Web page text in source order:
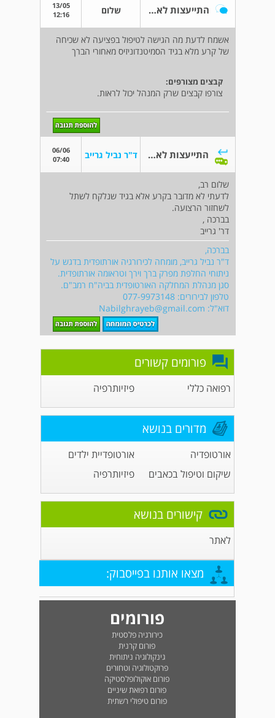
התייעצות לאחר MRI וקרע מלא בגיד ה semi t שלום
13/05
12:16
אשמח לדעת מה הגישה לטיפול בפציעה לא שכיחה
של קרע מלא בגיד הסמיטנדוניזיס מאחורי הברך
קבצים מצורפים:
צורפו קבצים שרק המנהל יכול לראות.
התייעצות לאחר MRI וקרע מלא בגיד ה semi t ד"ר נביל גרייב
06/06
07:40
שלום רב,
לדעתי לא מדובר בקרע אלא בגיד שנלקח לשתל
לשחזור הרצועה.
בברכה ,
דר' גרייב
בברכה,
ד"ר נביל גרייב, מומחה לכירורגיה אורתופדית בדגש על
ניתוחי החלפת מפרק ברך וירך וטראומה אורתופדית.
סגן מנהלת המחלקה האורטופדית בביה"ח רמב"ם.
טלפון לבירורים: 077-9973148
דוא"ל: Nabilghrayeb@gmail.com
פורומים קשורים
רפואה כללי פיזיותרפיה
מדורים בנושא
אורטופדיה
אורטופדיית ילדים
שיקום וטיפול בכאבים
פיזיותרפיה
קישורים בנושא
לאתר
מצאו אותנו בפייסבוק:
פורומים
כירורגיה פלסטית
פורום קרנית
גינקולוגיה ניתוחית
פרוקטולוגיה וטחורים
פורום אוקולופלסטיקה
פורום רפואת שיניים
פורום טיפולי רשתית